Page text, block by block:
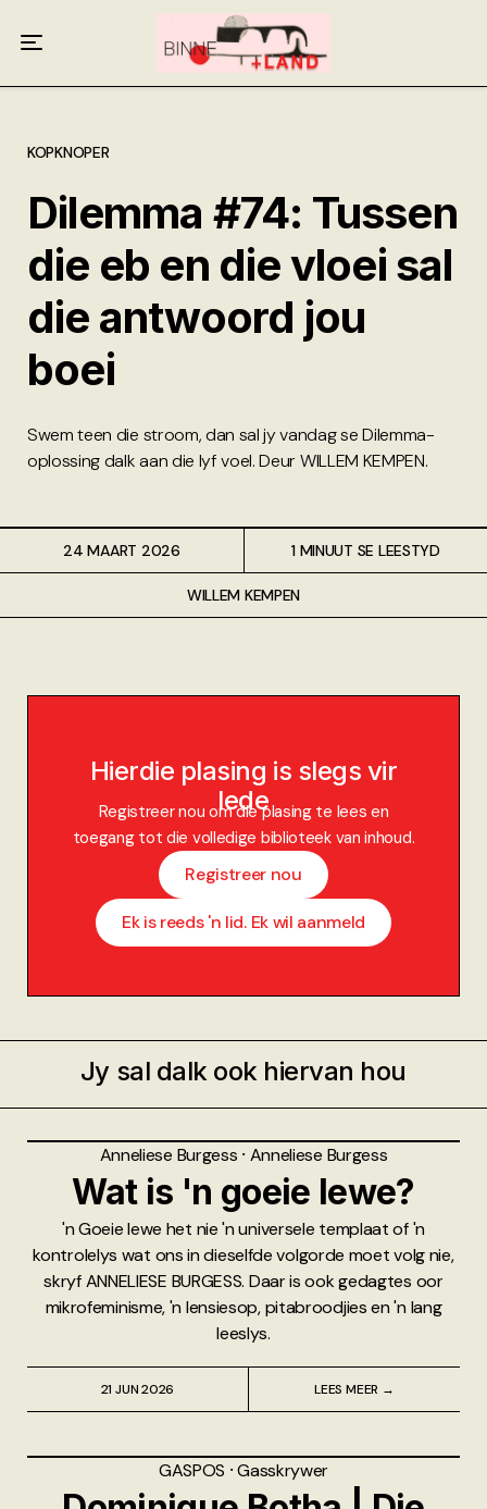
KOPKNOPER
Dilemma #74: Tussen
die eb en die vloei sal
die antwoord jou
boei
Swem teen die stroom, dan sal jy vandag se Dilemma-
oplossing dalk aan die lyf voel. Deur WILLEM KEMPEN.
24 MAART 2026
WILLEM KEMPEN
1 MINUUT SE LEESTYD
Hierdie plasing is slegs vir
lede
Registreer nou om die plasing te lees en
toegang tot die volledige biblioteek van inhoud.
Registreer nou
Ek is reeds 'n lid. Ek wil aanmeld
Jy sal dalk ook hiervan hou
Anneliese Burgess ⸱ Anneliese Burgess
Wat is 'n goeie lewe?
'n Goeie lewe het nie 'n universele templaat of 'n
kontrolelys wat ons in dieselfde volgorde moet volg nie,
skryf ANNELIESE BURGESS. Daar is ook gedagtes oor
mikrofeminisme, 'n lensiesop, pitabroodjies en 'n lang
leeslys.
21 JUN 2026 LEES MEER →
GASPOS ⸱Gasskrywer
Meer oor ons
Anneliese Burgess
Piet Croucamp
Willem Kempen
Gas + Poste
Kop + Knoper